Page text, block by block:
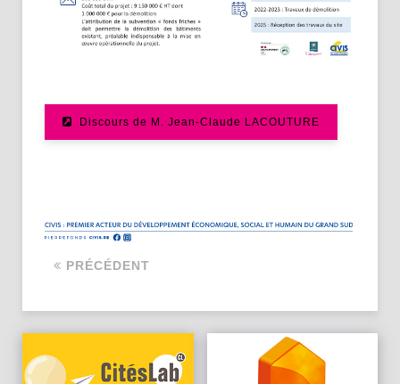
Discours de M. Jean-Claude LACOUTURE
PRÉCÉDENT